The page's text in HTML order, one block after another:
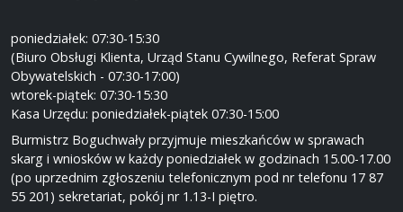
poniedziałek: 07:30-15:30
(Biuro Obsługi Klienta, Urząd Stanu Cywilnego, Referat Spraw
Obywatelskich - 07:30-17:00)
wtorek-piątek: 07:30-15:30
Kasa Urzędu: poniedziałek-piątek 07:30-15:00
Burmistrz Boguchwały przyjmuje mieszkańców w sprawach
skarg i wniosków w każdy poniedziałek w godzinach 15.00-17.00
(po uprzednim zgłoszeniu telefonicznym pod nr telefonu 17 87
55 201) sekretariat, pokój nr 1.13-I piętro.